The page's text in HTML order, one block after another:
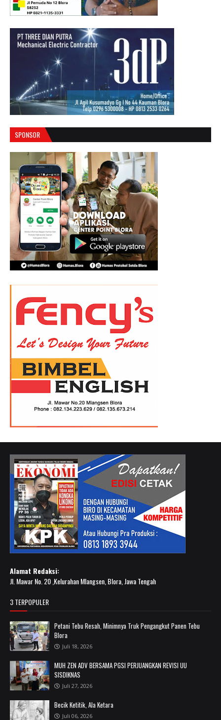
SPONSOR
Alamat Redaksi:
Jl. Mawar No. 20 ,Kelurahan Mlangsen, Blora, Jawa Tengah
3 TERPOPULER
Petani Tebu Resah, Minimnya Truk Pengangkut Panen Tebu
Blora
Juli 18, 2026
MUH ZEN ADV BERSAMA PGSI PERJUANGKAN REVISI UU
SISDIKNAS
Juli 27, 2026
Becik Ketitik, Ala Ketara
Juli 06, 2026